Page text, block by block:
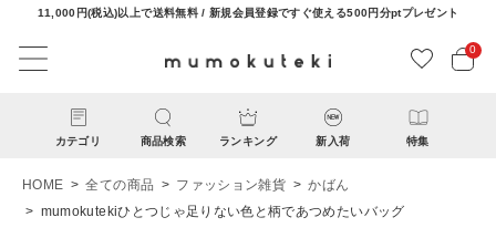
11,000円(税込)以上で送料無料 / 新規会員登録ですぐ使える500円分ptプレゼント
0
カテゴリ 商品検索 ランキング 新入荷 特集
HOME 全ての商品 ファッション雑貨
かばん
mumokutekiひとつじゃ足りない色と柄であつめたいバッグ